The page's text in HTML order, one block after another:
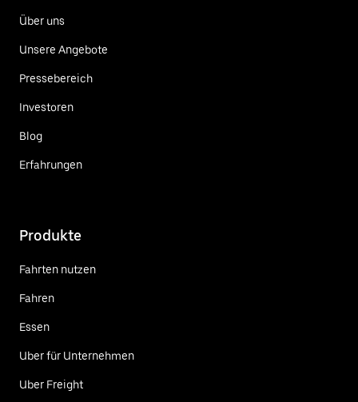
Über uns
Unsere Angebote
Pressebereich
Investoren
Blog
Erfahrungen
Produkte
Fahrten nutzen
Fahren
Essen
Uber für Unternehmen
Uber Freight